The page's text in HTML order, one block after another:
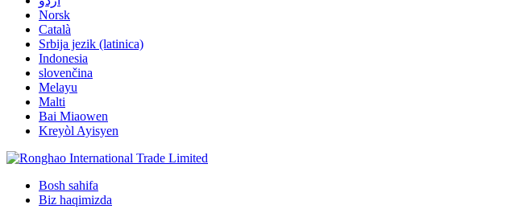
Norsk
Català
Srbija jezik (latinica)
Indonesia
slovenčina
Melayu
Malti
Bai Miaowen
Kreyòl Ayisyen
Bosh sahifa
Biz haqimizda